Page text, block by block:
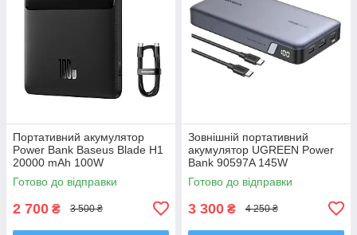
Портативний акумулятор
Power Bank Baseus Blade H1
20000 mAh 100W
Готово до відправки
2 700 ₴ 3 500 ₴
Зовнішній портативний
акумулятор UGREEN Power
Bank 90597A 145W
25000mAh + Type-C кабель
Готово до відправки
3 300 ₴ 4 250 ₴